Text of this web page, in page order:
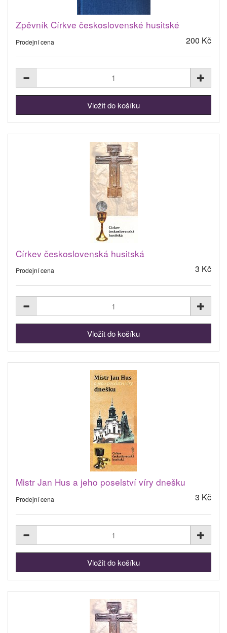
Zpěvník Církve československé husitské
Prodejní cena 200 Kč
Církev československá husitská
Prodejní cena 3 Kč
Mistr Jan Hus a jeho poselství víry dnešku
Prodejní cena 3 Kč